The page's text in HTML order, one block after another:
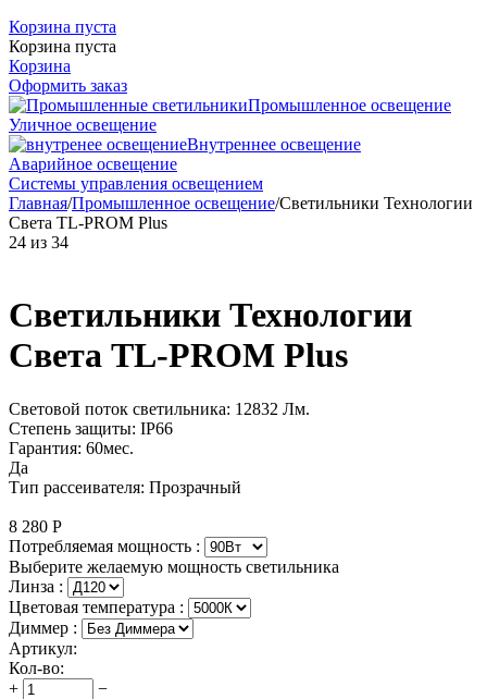
Корзина пуста
Корзина пуста
Корзина
Оформить заказ
Промышленное освещение
Уличное освещение
Внутреннее освещение
Аварийное освещение
Системы управления освещением
Главная/Промышленное освещение/Светильники Технологии
Света TL-PROM Plus
24 из 34
Светильники Технологии
Света TL-PROM Plus
Световой поток светильника: 12832 Лм.
Степень защиты: IP66
Гарантия: 60мес.
Да
Тип рассеивателя: Прозрачный
8 280 Р
Потребляемая мощность :
Выберите желаемую мощность светильника
Линза :
Цветовая температура :
Диммер :
Артикул:
Кол-во:
+
−